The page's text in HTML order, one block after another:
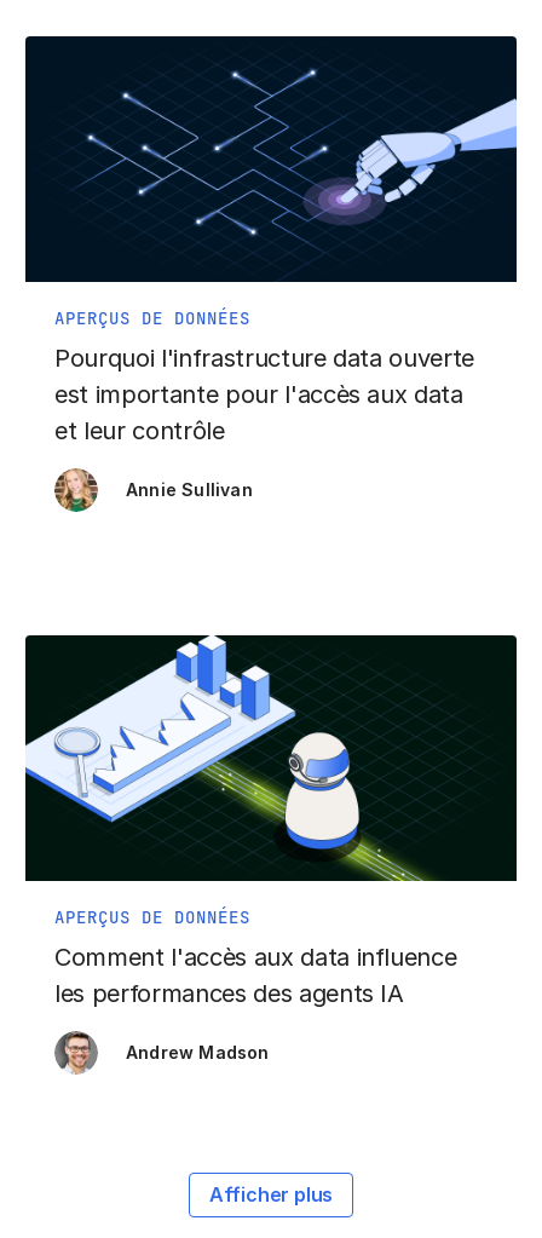
APERÇUS DE DONNÉES
Pourquoi l'infrastructure data ouverte
est importante pour l'accès aux data
et leur contrôle
Annie Sullivan
APERÇUS DE DONNÉES
Comment l'accès aux data influence
les performances des agents IA
Andrew Madson
Afficher plus